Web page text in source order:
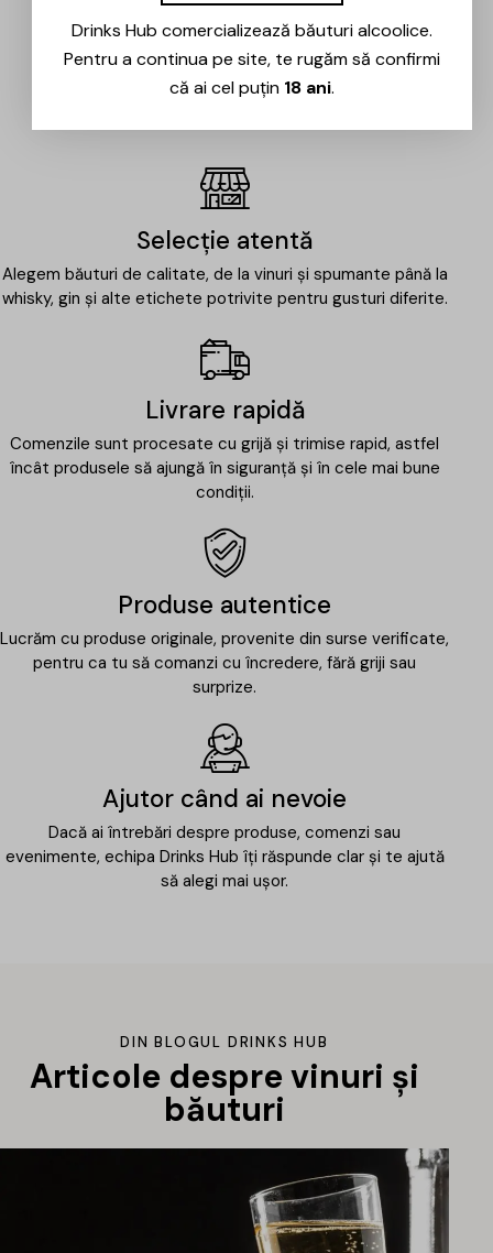
EVENIMENTE
Selecție atentă
Alegem băuturi de calitate, de la vinuri și spumante până la
whisky, gin și alte etichete potrivite pentru gusturi diferite.
Livrare rapidă
Comenzile sunt procesate cu grijă și trimise rapid, astfel
încât produsele să ajungă în siguranță și în cele mai bune
condiții.
Produse autentice
Lucrăm cu produse originale, provenite din surse verificate,
pentru ca tu să comanzi cu încredere, fără griji sau
surprize.
Ajutor când ai nevoie
Dacă ai întrebări despre produse, comenzi sau
evenimente, echipa Drinks Hub îți răspunde clar și te ajută
să alegi mai ușor.
DIN BLOGUL DRINKS HUB
Articole despre vinuri și
băuturi
Drinks Hub comercializează băuturi alcoolice.
Pentru a continua pe site, te rugăm să confirmi
că ai cel puțin 18 ani.